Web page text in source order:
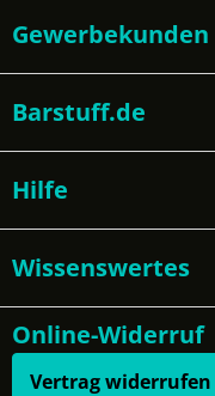
Gewerbekunden
Barstuff.de
Hilfe
Wissenswertes
Online-Widerruf
Vertrag widerrufen